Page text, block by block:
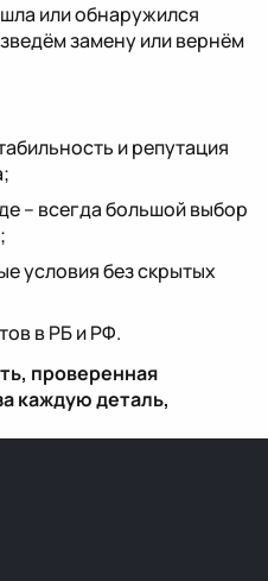
или обнаружился
замену или вернём
и репутация
– всегда большой выбор
условия без скрытых
в РБ и РФ.
проверенная
каждую деталь,